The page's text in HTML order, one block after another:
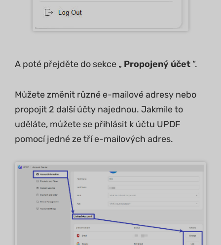
A poté přejděte do sekce „ Propojený účet “.
Můžete změnit různé e-mailové adresy nebo
propojit 2 další účty najednou. Jakmile to
uděláte, můžete se přihlásit k účtu UPDF
pomocí jedné ze tří e-mailových adres.